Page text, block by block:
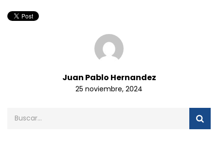
Juan Pablo Hernandez
25 noviembre, 2024